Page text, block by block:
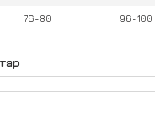
76-80 96-100